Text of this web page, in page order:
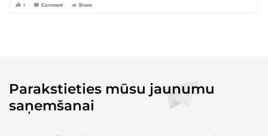
Parakstieties mūsu jaunumu
saņemšanai